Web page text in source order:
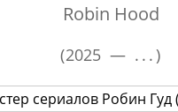
Robin Hood
(2025 — ...)